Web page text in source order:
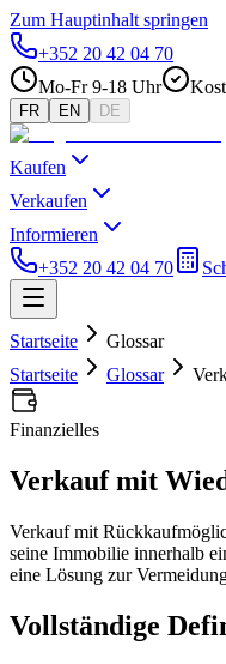
Zum Hauptinhalt springen
+352 20 42 04 70
Mo-Fr 9-18 Uhr
FR EN DE
Kaufen
Verkaufen
Informieren
+352 20 42 04 70
Startseite
Glossar
Startseite
Glossar
Finanzielles
Verkauf mit
Verkauf mit
seine Immobilie innerhalb
eine Lösung zur
Vollständige